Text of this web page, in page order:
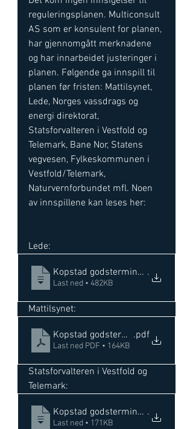
reguleringsplanen. Multiconsult
AS som er konsulent for planen,
har gjennomgått merknadene
og har innarbeidet justeringer i
planen. Følgende ga innspill til
planen før fristen: Mattilsynet,
Lede, Norges vassdrags og
energi direktorat,
Statsforvalteren i Vestfold og
Telemark, Bane Nor, Statens
vegvesen, Fylkeskommunen i
Vestfold/Telemark,
Naturvernforbundet mfl. Noen
av innspillene kan leses her:
Lede:
Kopstad godsterminal 9616,
.
Last ned • 482KB
Mattilsynet:
Kopstad godsterminal 9616,
.pdf
Last ned PDF • 164KB
Statsforvalteren i Vestfold og
Telemark:
Kopstad godsterminal 9616,
.
Last ned • 171KB